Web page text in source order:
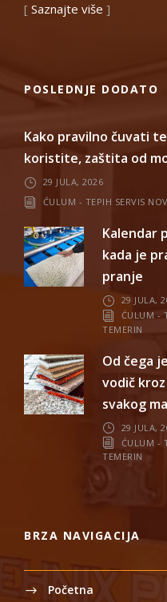
[ Saznajte više ]
POSLEDNJE DODATO
Kako pravilno čuvati
koristite, zaštita od
29 JULA, 2026
ĆULUM - TEPIH SERVIS
Kalendar
kada je
pranje
29 JULA,
ĆULUM -
TEMERIN
Od čega
vodič
svakog
29 JULA,
ĆULUM -
TEMERIN
BRZA NAVIGACIJA
Početna